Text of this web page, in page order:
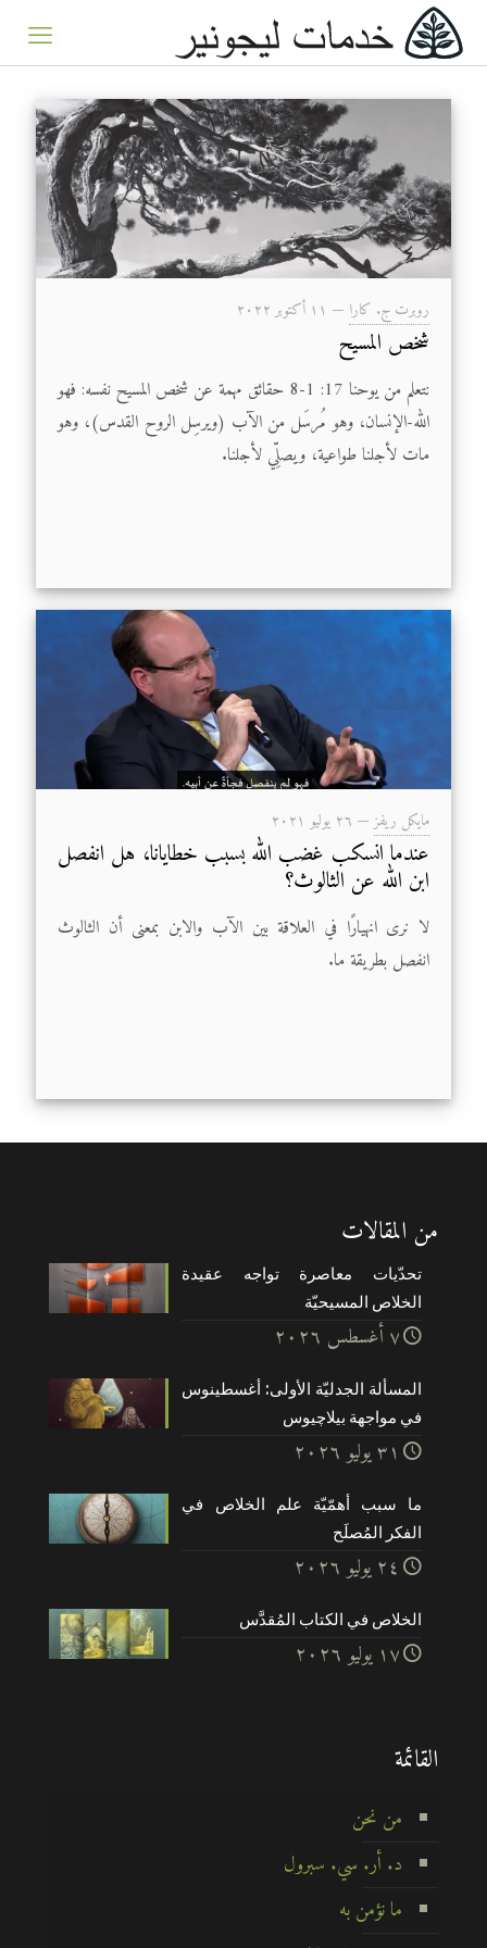
روبرت ج. كارا — ۱۱ أكتوبر ۲۰۲۲
شخص المسيح
نتعلم من يوحنا 17: 1-8 حقائق مهمة عن شخص المسيح نفسه: فهو
الله-الإنسان، وهو مُرسَل من الآب (ويرسِل الروح القدس)، وهو
مات لأجلنا طواعية، ويصلِّي لأجلنا.
مايكل ريفز — ۲٦ يوليو ۲۰۲۱
عندما انسكب غضب الله بسبب خطايانا، هل انفصل
ابن الله عن الثالوث؟
لا نرى انهيارًا في العلاقة بين الآب والابن بمعنى أن الثالوث
انفصل بطريقة ما.
من المقالات
تحدّيات معاصرة تواجه عقيدة
الخلاص المسيحيّة
۷ أغسطس ۲۰۲٦
المسألة الجدليّة الأولى: أغسطينوس
في مواجهة بيلاچيوس
۳۱ يوليو ۲۰۲٦
ما سبب أهمّيّة علم الخلاص في
الفكر المُصلَح
۲٤ يوليو ۲۰۲٦
الخلاص في الكتاب المُقدَّس
۱۷ يوليو ۲۰۲٦
القائمة
من نحن
د. أر. سي. سبرول
ما نؤمن به